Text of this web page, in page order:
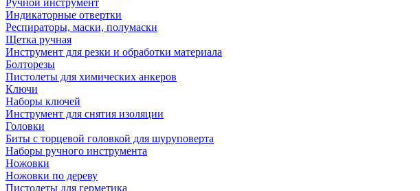
Ручной инструмент
Индикаторные отвертки
Респираторы, маски, полумаски
Щетка ручная
Инструмент для резки и обработки материала
Болторезы
Пистолеты для химических анкеров
Ключи
Наборы ключей
Инструмент для снятия изоляции
Головки
Биты с торцевой головкой для шуруповерта
Наборы ручного инструмента
Ножовки
Ножовки по дереву
Пистолеты для герметика